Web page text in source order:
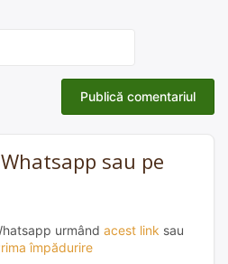
sau pe
urmând acest link sau
împădurire